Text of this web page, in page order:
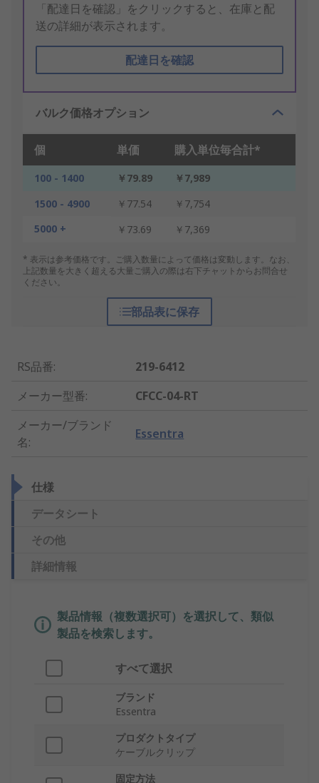
「配達日を確認」をクリックすると、在庫と配
送の詳細が表示されます。
配達日を確認
バルク価格オプション
個 単価 購入単位毎合計*
100 - 1400 ￥79.89
￥7,989
1500 - 4900
￥77.54
￥7,754
5000 +
￥73.69 ￥7,369
* 表示は参考価格です。ご購入数量によって価格は変動します。なお、
上記数量を大きく超える大量ご購入の際は右下チャットからお問合せ
ください。
部品表に保存
RS品番:
219-6412
メーカー型番:
CFCC-04-RT
メーカー/ブランド
名:
Essentra
仕様
データシート
その他
詳細情報
製品情報（複数選択可）を選択して、類似
製品を検索します。
すべて選択
ブランド
Essentra
プロダクトタイプ
ケーブルクリップ
固定方法